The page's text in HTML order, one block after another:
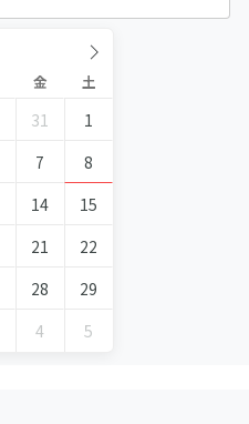
金 土
31
1
7
8
14
15
21
22
28
29
4 5